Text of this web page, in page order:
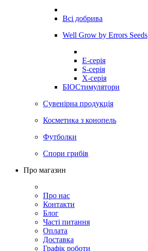
Всі добрива
Well Grow by Errors Seeds
E-серія
S-серія
X-серія
БІОСтимулятори
Сувенірна продукція
Косметика з конопель
Футболки
Спори грибів
Про магазин
Про нас
Контакти
Блог
Часті питання
Оплата
Доставка
Графік роботи